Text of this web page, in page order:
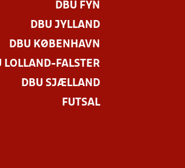
DBU FYN
DBU JYLLAND
DBU KØBENHAVN
LOLLAND-FALSTER
DBU SJÆLLAND
FUTSAL